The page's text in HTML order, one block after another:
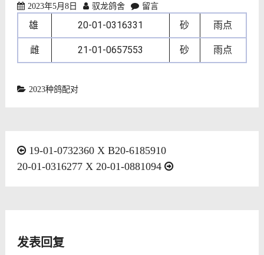
2023年5月8日 驭龙鸽舍 留言
雄 20-01-0316331 砂 雨点
雌 21-01-0657553 砂 雨点
2023种鸽配对
文19-01-0732360 X B20-6185910
20-01-0316277 X 20-01-0881094
发表回复